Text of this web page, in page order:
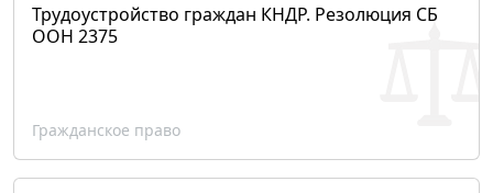
Трудоустройство граждан КНДР. Резолюция СБ
ООН 2375
Гражданское право